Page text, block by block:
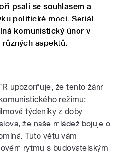
psali se souhlasem a
politické moci. Seriál
komunistický únor v
aspektů.
upozorňuje, že tento žánr
režimu:
týdeníky z doby
že naše mládež bojuje o
Tuto větu vám
rytmu s budovatelským